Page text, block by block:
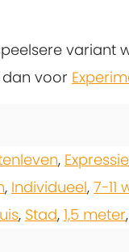
dan voor
, Expressie
, Individueel, 7-11
, Stad, 1,5 meter,